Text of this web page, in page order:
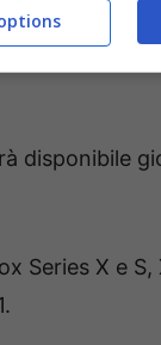
Outrider al
ad
disponibile
Series X e S,